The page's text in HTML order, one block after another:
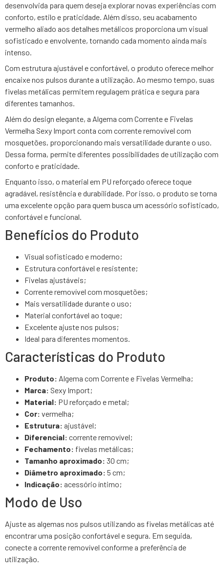
desenvolvida para quem deseja explorar novas experiências com
conforto, estilo e praticidade. Além disso, seu acabamento
vermelho aliado aos detalhes metálicos proporciona um visual
sofisticado e envolvente, tornando cada momento ainda mais
intenso.
Com estrutura ajustável e confortável, o produto oferece melhor
encaixe nos pulsos durante a utilização. Ao mesmo tempo, suas
fivelas metálicas permitem regulagem prática e segura para
diferentes tamanhos.
Além do design elegante, a Algema com Corrente e Fivelas
Vermelha Sexy Import conta com corrente removível com
mosquetões, proporcionando mais versatilidade durante o uso.
Dessa forma, permite diferentes possibilidades de utilização com
conforto e praticidade.
Enquanto isso, o material em PU reforçado oferece toque
agradável, resistência e durabilidade. Por isso, o produto se torna
uma excelente opção para quem busca um acessório sofisticado,
confortável e funcional.
Benefícios do Produto
Visual sofisticado e moderno;
Estrutura confortável e resistente;
Fivelas ajustáveis;
Corrente removível com mosquetões;
Mais versatilidade durante o uso;
Material confortável ao toque;
Excelente ajuste nos pulsos;
Ideal para diferentes momentos.
Características do Produto
Produto: Algema com Corrente e Fivelas Vermelha;
Marca: Sexy Import;
Material: PU reforçado e metal;
Cor: vermelha;
Estrutura: ajustável;
Diferencial: corrente removível;
Fechamento: fivelas metálicas;
Tamanho aproximado: 30 cm;
Diâmetro aproximado: 5 cm;
Indicação: acessório íntimo;
Modo de Uso
Ajuste as algemas nos pulsos utilizando as fivelas metálicas até
encontrar uma posição confortável e segura. Em seguida,
conecte a corrente removível conforme a preferência de
utilização.